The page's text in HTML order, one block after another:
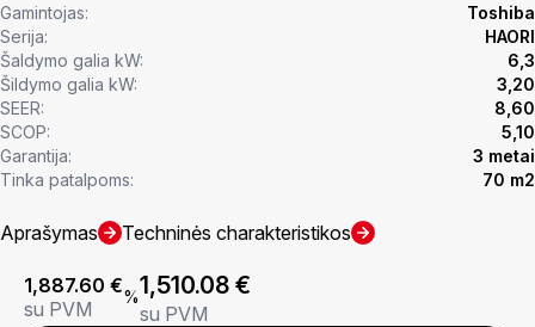
Gamintojas:
Toshiba
Serija:
HAORI
Šaldymo galia kW:
6,3
Šildymo galia kW:
3,20
SEER:
8,60
SCOP:
5,10
Garantija:
3 metai
Tinka patalpoms:
70 m2
Aprašymas Techninės charakteristikos
1,887.60 €
su PVM
%1,510.08 €
su PVM